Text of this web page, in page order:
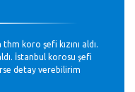
thm koro şefi kızını aldı.
İstanbul korosu şefi
detay verebilirim